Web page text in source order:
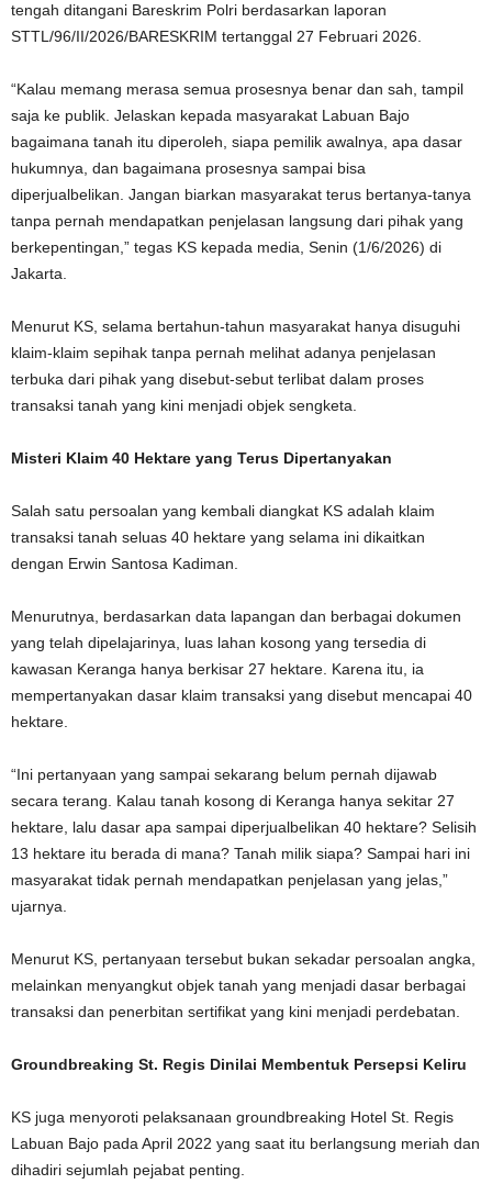
tengah ditangani Bareskrim Polri berdasarkan laporan
STTL/96/II/2026/BARESKRIM tertanggal 27 Februari 2026.
“Kalau memang merasa semua prosesnya benar dan sah, tampil
saja ke publik. Jelaskan kepada masyarakat Labuan Bajo
bagaimana tanah itu diperoleh, siapa pemilik awalnya, apa dasar
hukumnya, dan bagaimana prosesnya sampai bisa
diperjualbelikan. Jangan biarkan masyarakat terus bertanya-tanya
tanpa pernah mendapatkan penjelasan langsung dari pihak yang
berkepentingan,” tegas KS kepada media, Senin (1/6/2026) di
Jakarta.
Menurut KS, selama bertahun-tahun masyarakat hanya disuguhi
klaim-klaim sepihak tanpa pernah melihat adanya penjelasan
terbuka dari pihak yang disebut-sebut terlibat dalam proses
transaksi tanah yang kini menjadi objek sengketa.
Misteri Klaim 40 Hektare yang Terus Dipertanyakan
Salah satu persoalan yang kembali diangkat KS adalah klaim
transaksi tanah seluas 40 hektare yang selama ini dikaitkan
dengan Erwin Santosa Kadiman.
Menurutnya, berdasarkan data lapangan dan berbagai dokumen
yang telah dipelajarinya, luas lahan kosong yang tersedia di
kawasan Keranga hanya berkisar 27 hektare. Karena itu, ia
mempertanyakan dasar klaim transaksi yang disebut mencapai 40
hektare.
“Ini pertanyaan yang sampai sekarang belum pernah dijawab
secara terang. Kalau tanah kosong di Keranga hanya sekitar 27
hektare, lalu dasar apa sampai diperjualbelikan 40 hektare? Selisih
13 hektare itu berada di mana? Tanah milik siapa? Sampai hari ini
masyarakat tidak pernah mendapatkan penjelasan yang jelas,”
ujarnya.
Menurut KS, pertanyaan tersebut bukan sekadar persoalan angka,
melainkan menyangkut objek tanah yang menjadi dasar berbagai
transaksi dan penerbitan sertifikat yang kini menjadi perdebatan.
Groundbreaking St. Regis Dinilai Membentuk Persepsi Keliru
KS juga menyoroti pelaksanaan groundbreaking Hotel St. Regis
Labuan Bajo pada April 2022 yang saat itu berlangsung meriah dan
dihadiri sejumlah pejabat penting.